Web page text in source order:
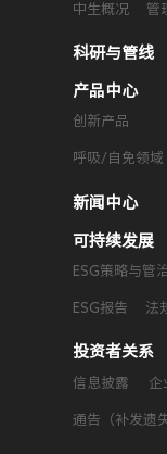
中生概况 管
科研与管线
产品中心
创新产品
呼吸/自免领域
新闻中心
可持续发展
ESG策略与管
ESG报告 法
投资者关系
信息披露 企
通告（补发遗